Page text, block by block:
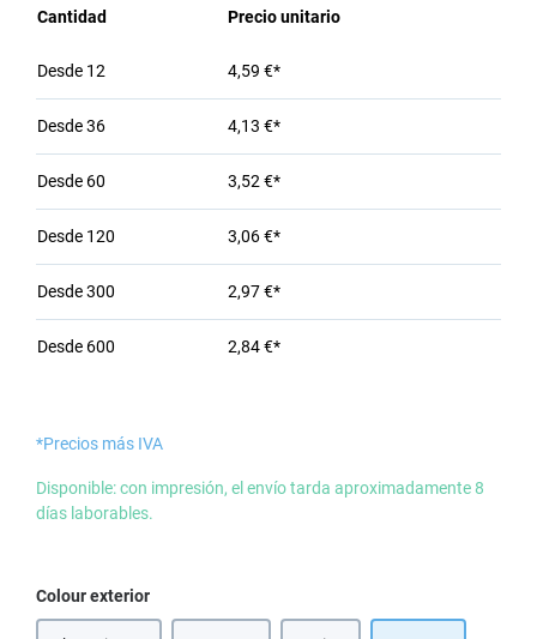
Cantidad Precio unitario
Desde 12 4,59 €*
Desde36 4,13 €*
Desde 60 3,52 €*
Desde 120 3,06 €*
Desde300 2,97 €*
Desde 600 2,84 €*
*Precios más IVA
Disponible: con impresión, el envío tarda aproximadamente 8
días laborables.
Seleccione
Colour exterior